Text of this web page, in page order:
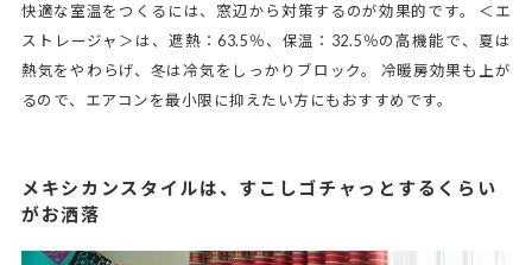
快適な室温をつくるには、窓辺から対策するのが効果的です。 ＜エ
ストレージャ＞は、遮熱：63.5％、保温：32.5％の高機能で、夏は
熱気をやわらげ、冬は冷気をしっかりブロック。 冷暖房効果も上が
るので、エアコンを最小限に抑えたい方にもおすすめです。
メキシカンスタイルは、すこしゴチャっとするくらい
がお洒落